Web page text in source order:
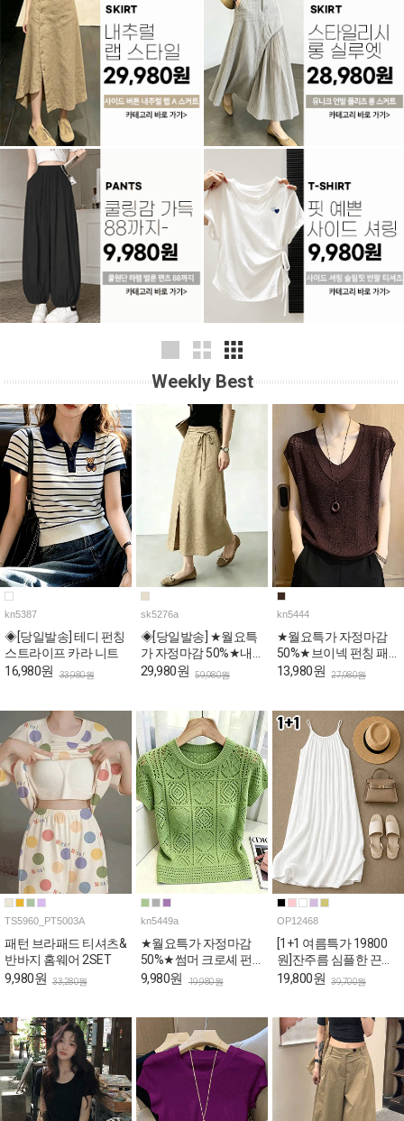
Weekly Best
kn5387
◈[당일발송] 테디 펀칭
스트라이프 카라 니트
16,980원 33,980원
sk5276a
◈[당일발송] ★월요특
가 자정마감 50%★내
추럴 리본 포인트 A라
29,980원 59,980원
kn5444
★월요특가 자정마감
50%★브이넥 펀칭 패
턴 캡소매 니트탑
13,980원 27,980원
TS5960_PT5003A
패턴 브라패드 티셔츠&
반바지 홈웨어 2SET
9,980원 33,280원
kn5449a
★월요특가 자정마감
50%★썸머 크로셰 펀
칭 세미크롭 반팔 니트
9,980원 19,980원
OP12468
[1+1 여름특가 19800
원]잔주름 심플한 끈나
시 롱 원피스
19,800원 39,700원